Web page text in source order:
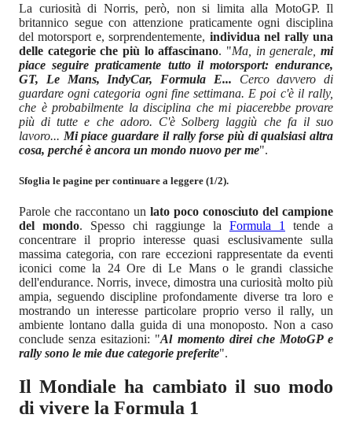
La curiosità di Norris, però, non si limita alla MotoGP. Il
britannico segue con attenzione praticamente ogni disciplina
del motorsport e, sorprendentemente, individua nel rally una
delle categorie che più lo affascinano. "Ma, in generale,mi
piace seguire praticamente tutto il motorsport: endurance,
GT, Le Mans, IndyCar, Formula E... Cerco davvero di
guardare ogni categoria ogni fine settimana. E poi c'è il rally,
che è probabilmente la disciplina che mi piacerebbe provare
più di tutte e che adoro. C'è Solberg laggiù che fa il suo
lavoro... Mi piace guardare il rally forse più di qualsiasi altra
cosa, perché è ancora un mondo nuovo per me".
Sfoglia le pagine per continuare a leggere (1/2).
Parole che raccontano un lato poco conosciuto del campione
del mondo. Spesso chi raggiunge la Formula 1
tende a
concentrare il proprio interesse quasi esclusivamente sulla
massima categoria, con rare eccezioni rappresentate da eventi
iconici come la 24 Ore di Le Mans o le grandi classiche
dell'endurance. Norris, invece, dimostra una curiosità molto più
ampia, seguendo discipline profondamente diverse tra loro e
mostrando un interesse particolare proprio verso il rally, un
ambiente lontano dalla guida di una monoposto. Non a caso
conclude senza esitazioni: "Al momento direi che MotoGP e
rally sono le mie due categorie preferite".
Il Mondiale ha cambiato il suo modo
di vivere la Formula 1